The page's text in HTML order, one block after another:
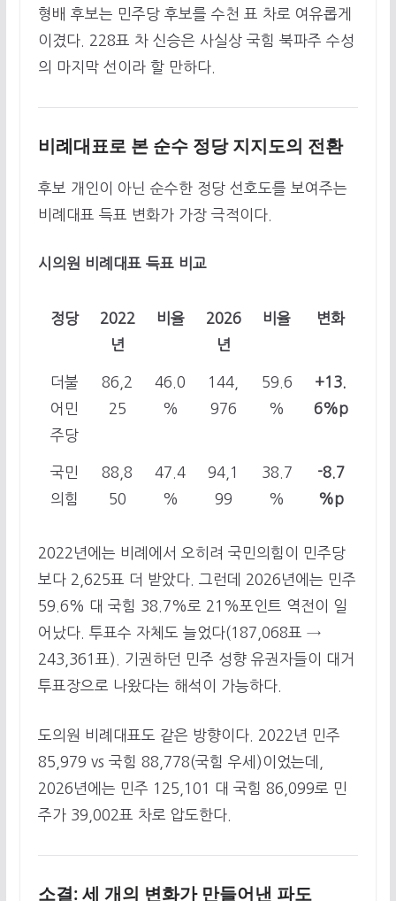
형배 후보는 민주당 후보를 수천 표 차로 여유롭게
이겼다. 228표 차 신승은 사실상 국힘 북파주 수성
의 마지막 선이라 할 만하다.
비례대표로 본 순수 정당 지지도의 전환
후보 개인이 아닌 순수한 정당 선호도를 보여주는
비례대표 득표 변화가 가장 극적이다.
시의원 비례대표 득표 비교
정당
2022
년
비율
2026
년
비율 변화
더불
어민
주당
86,2
25
46.0
%
144,
976
59.6
%
+13.
6%p
국민
의힘
88,8
50
47.4
%
94,1
99
38.7
%
-8.7
%p
2022년에는 비례에서 오히려 국민의힘이 민주당
보다 2,625표 더 받았다. 그런데 2026년에는 민주
59.6% 대 국힘 38.7%로 21%포인트 역전이 일
어났다. 투표수 자체도 늘었다(187,068표 →
243,361표). 기권하던 민주 성향 유권자들이 대거
투표장으로 나왔다는 해석이 가능하다.
도의원 비례대표도 같은 방향이다. 2022년 민주
85,979 vs 국힘 88,778(국힘 우세)이었는데,
2026년에는 민주 125,101 대 국힘 86,099로 민
주가 39,002표 차로 압도한다.
소결: 세 개의 변화가 만들어낸 파도